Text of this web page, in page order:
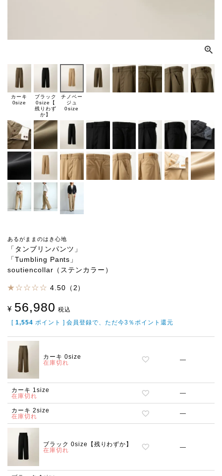
カーキ
0size
ブラック
0size【
残りわず
か】
チノベー
ジュ
0size
あるがままのはき心地
「タンブリンパンツ」
「Tumbling Pants」
soutiencollar（ステンカラー）
4.50（2）
¥ 56,980 税込
[ 1,554 ポイント ] 会員登録で、ただ今3％ポイント還元
カーキ 0size
在庫切れ
—
カーキ 1size
在庫切れ
—
カーキ 2size
在庫切れ
—
ブラック 0size【残りわずか】
在庫切れ
—